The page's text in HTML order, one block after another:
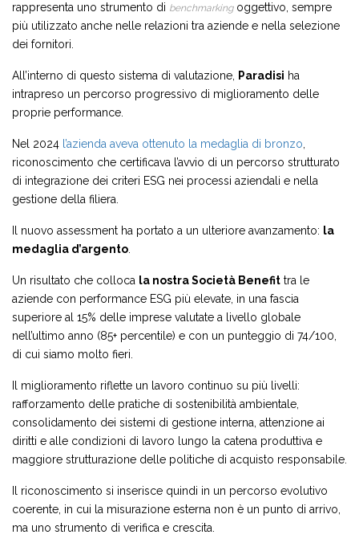
rappresenta uno strumento di benchmarkingoggettivo, sempre
più utilizzato anche nelle relazioni tra aziende e nella selezione
dei fornitori.
All’interno di questo sistema di valutazione, Paradisi ha
intrapreso un percorso progressivo di miglioramento delle
proprie performance.
Nel 2024 l’azienda aveva ottenuto la medaglia di bronzo
riconoscimento che certificava l’avvio di un percorso strutturato
di integrazione dei criteri ESG nei processi aziendali e nella
gestione della filiera.
Il nuovo assessment ha portato a un ulteriore avanzamento: la
medaglia d’argento
Un risultato che colloca la nostra Società Benefit tra le
aziende con performance ESG più elevate, in una fascia
superiore al 15% delle imprese valutate a livello globale
nell’ultimo anno (85+ percentile) e con un punteggio di 74/100,
di cui siamo molto fieri.
Il miglioramento riflette un lavoro continuo su più livelli:
rafforzamento delle pratiche di sostenibilità ambientale,
consolidamento dei sistemi di gestione interna, attenzione ai
diritti e alle condizioni di lavoro lungo la catena produttiva e
maggiore strutturazione delle politiche di acquisto responsabile.
Il riconoscimento si inserisce quindi in un percorso evolutivo
coerente, in cui la misurazione esterna non è un punto di arrivo,
ma uno strumento di verifica e crescita.